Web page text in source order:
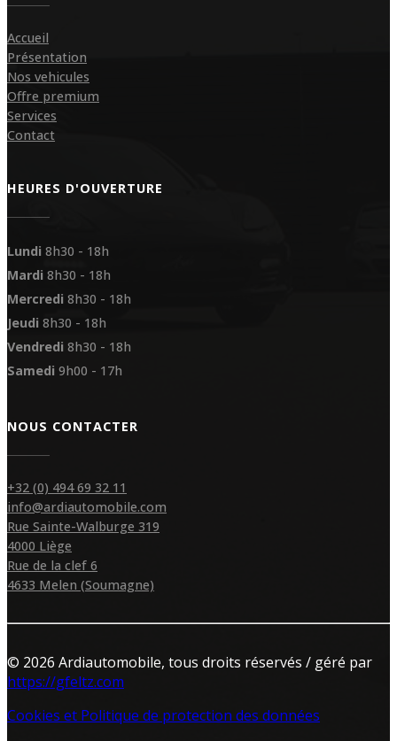
Accueil
Présentation
Nos vehicules
Offre premium
Services
Contact
HEURES D'OUVERTURE
Lundi 8h30 - 18h
Mardi 8h30 - 18h
Mercredi 8h30 - 18h
Jeudi 8h30 - 18h
Vendredi 8h30 - 18h
Samedi 9h00 - 17h
NOUS CONTACTER
+32 (0) 494 69 32 11
info@ardiautomobile.com
Rue Sainte-Walburge 319
4000 Liège
Rue de la clef 6
4633 Melen (Soumagne)
© 2026 Ardiautomobile, tous droits réservés / géré par
https://gfeltz.com
Cookies et Politique de protection des données